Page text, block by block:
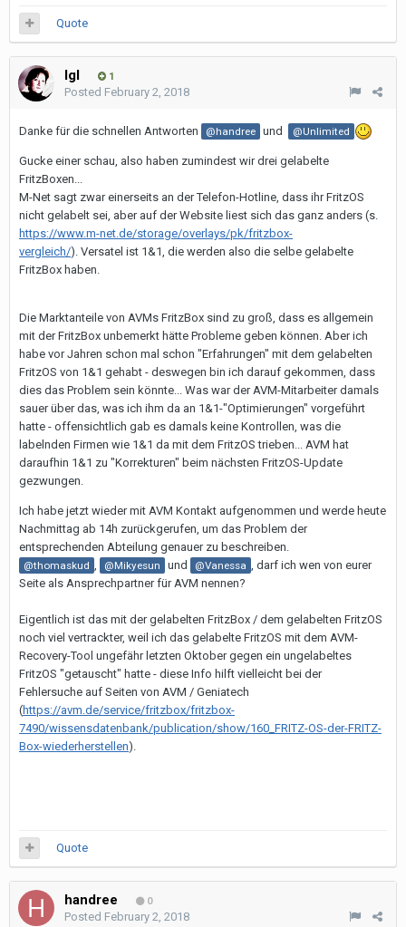
Quote
Igl 1
Posted February 2, 2018
Danke für die schnellen Antworten @handree und @Unlimited
Gucke einer schau, also haben zumindest wir drei gelabelte
FritzBoxen...
M-Net sagt zwar einerseits an der Telefon-Hotline, dass ihr FritzOS
nicht gelabelt sei, aber auf der Website liest sich das ganz anders (s.
https://www.m-net.de/storage/overlays/pk/fritzbox-
vergleich/). Versatel ist 1&1, die werden also die selbe gelabelte
FritzBox haben.
Die Marktanteile von AVMs FritzBox sind zu groß, dass es allgemein
mit der FritzBox unbemerkt hätte Probleme geben können. Aber ich
habe vor Jahren schon mal schon "Erfahrungen" mit dem gelabelten
FritzOS von 1&1 gehabt - deswegen bin ich darauf gekommen, dass
dies das Problem sein könnte... Was war der AVM-Mitarbeiter damals
sauer über das, was ich ihm da an 1&1-"Optimierungen" vorgeführt
hatte - offensichtlich gab es damals keine Kontrollen, was die
labelnden Firmen wie 1&1 da mit dem FritzOS trieben... AVM hat
daraufhin 1&1 zu "Korrekturen" beim nächsten FritzOS-Update
gezwungen.
Ich habe jetzt wieder mit AVM Kontakt aufgenommen und werde heute
Nachmittag ab 14h zurückgerufen, um das Problem der
entsprechenden Abteilung genauer zu beschreiben.
@thomaskud , @Mikyesun und @Vanessa , darf ich wen von eurer
Seite als Ansprechpartner für AVM nennen?
Eigentlich ist das mit der gelabelten FritzBox / dem gelabelten FritzOS
noch viel vertrackter, weil ich das gelabelte FritzOS mit dem AVM-
Recovery-Tool ungefähr letzten Oktober gegen ein ungelabeltes
FritzOS "getauscht" hatte - diese Info hilft vielleicht bei der
Fehlersuche auf Seiten von AVM / Geniatech
(https://avm.de/service/fritzbox/fritzbox-
7490/wissensdatenbank/publication/show/160_FRITZ-OS-der-FRITZ-
Box-wiederherstellen).
Quote
handree 0
Posted February 2, 2018